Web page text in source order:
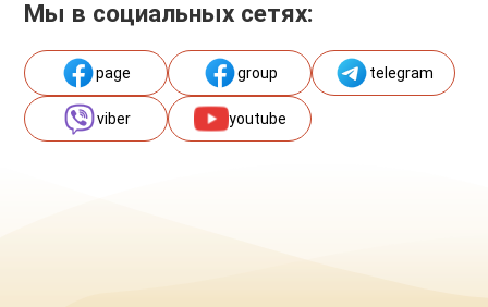
Мы в социальных сетях:
page group telegram
viber youtube